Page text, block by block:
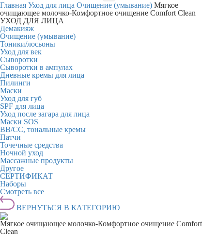
Главная Уход для лица Очищение (умывание) Мягкое
очищающее молочко-Комфортное очищение Comfort Clean
УХОД ДЛЯ ЛИЦА
Демакияж
Очищение (умывание)
Тоники/лосьоны
Уход для век
Сыворотки
Сыворотки в ампулах
Дневные кремы для лица
Пилинги
Маски
Уход для губ
SPF для лица
Уход после загара для лица
Маски SOS
BB/CC, тональные кремы
Патчи
Точечные средства
Ночной уход
Массажные продукты
Другое
СЕРТИФИКАТ
Наборы
Смотреть все
ВЕРНУТЬСЯ В КАТЕГОРИЮ
Мягкое очищающее молочко-Комфортное очищение Comfort
Clean